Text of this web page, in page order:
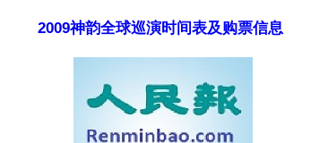
2009神韵全球巡演时间表及购票信息